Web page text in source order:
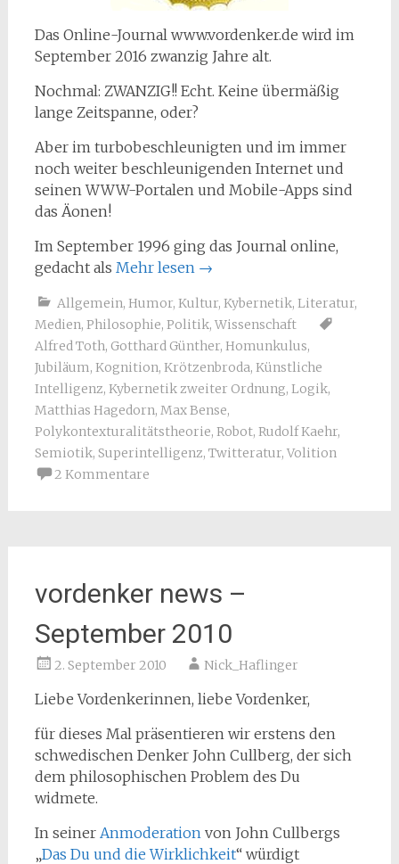
Das Online-Journal www.vordenker.de wird im
September 2016 zwanzig Jahre alt.
Nochmal: ZWANZIG!! Echt. Keine übermäßig
lange Zeitspanne, oder?
Aber im turbobeschleunigten und im immer
noch weiter beschleunigenden Internet und
seinen WWW-Portalen und Mobile-Apps sind
das Äonen!
Im September 1996 ging das Journal online,
gedacht als Mehr lesen →
Allgemein, Humor, Kultur, Kybernetik, Literatur,
Medien, Philosophie, Politik, Wissenschaft
Alfred Toth, Gotthard Günther, Homunkulus,
Jubiläum, Kognition, Krötzenbroda, Künstliche
Intelligenz, Kybernetik zweiter Ordnung, Logik,
Matthias Hagedorn, Max Bense,
Polykontexturalitätstheorie, Robot, Rudolf Kaehr,
Semiotik, Superintelligenz, Twitteratur, Volition
2 Kommentare
vordenker news –
September 2010
2. September 2010 Nick_Haflinger
Liebe Vordenkerinnen, liebe Vordenker,
für dieses Mal präsentieren wir erstens den
schwedischen Denker John Cullberg, der sich
dem philosophischen Problem des Du
widmete.
In seiner Anmoderation von John Cullbergs
„Das Du und die Wirklichkeit“ würdigt